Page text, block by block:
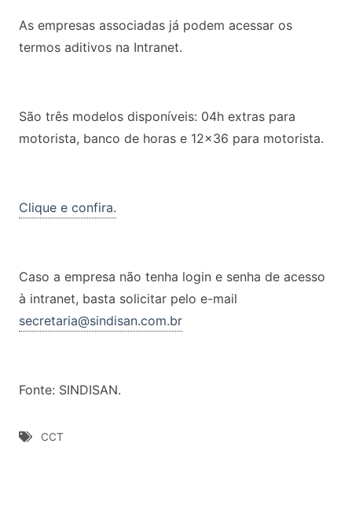
As empresas associadas já podem acessar os
termos aditivos na Intranet.
São três modelos disponíveis: 04h extras para
motorista, banco de horas e 12×36 para motorista.
Clique e confira.
Caso a empresa não tenha login e senha de acesso
à intranet, basta solicitar pelo e-mail
secretaria@sindisan.com.br
Fonte: SINDISAN.
CCT